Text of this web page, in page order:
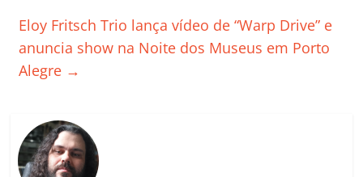
o
k
p a
ss
k h
ar
Eloy Fritsch Trio lança vídeo de “Warp Drive” e
anuncia show na Noite dos Museus em Porto
Alegre →